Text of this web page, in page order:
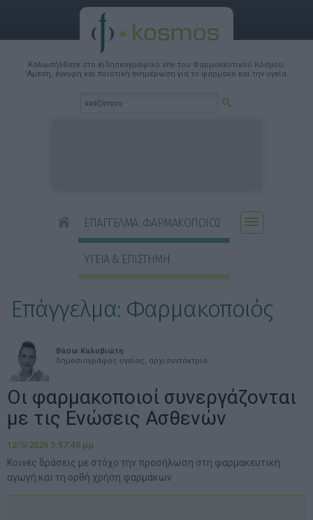
Καλωσήλθατε στο ειδησεογραφικό site του Φαρμακευτικού Κόσμου.
'Αμεση, έγκυρη και ποιοτική ενημέρωση για το φάρμακο και την υγεία.
ΕΠΑΓΓΕΛΜΑ: ΦΑΡΜΑΚΟΠΟΙΟΣ
ΥΓΕΙΑ & ΕΠΙΣΤΗΜΗ
Επάγγελμα: Φαρμακοποιός
Βάσω Καλυβιώτη
δημοσιογράφος υγείας, αρχισυντάκτρια
Οι φαρμακοποιοί συνεργάζονται
με τις Ενώσεις Ασθενών
12/5/2026 3:57:40 μμ
Κοινές δράσεις με στόχο την προσήλωση στη φαρμακευτική
αγωγή και τη ορθή χρήση φαρμάκων